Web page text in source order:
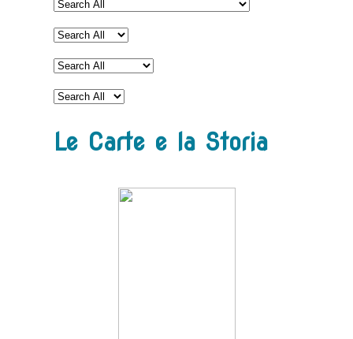
Le Carte e la Storia